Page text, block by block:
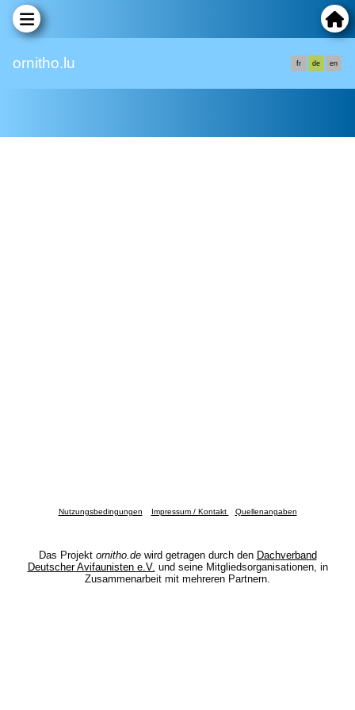
ornitho.lu fr de en
Nutzungsbedingungen Impressum / Kontakt Quellenangaben
Das Projekt ornitho.dewird getragen durch den Dachverband
Deutscher Avifaunisten e.V. und seine Mitgliedsorganisationen, in
Zusammenarbeit mit mehreren Partnern.